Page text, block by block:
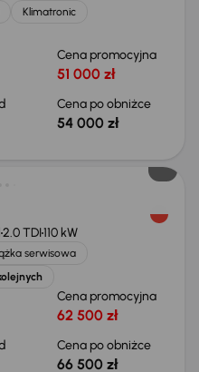
Klimatronic
Cena promocyjna
51 000 zł
Cena po obniżce
54 000 zł
2.0 TDI110 kW
serwisowa
Cena promocyjna
62 500 zł
Cena po obniżce
66 500 zł